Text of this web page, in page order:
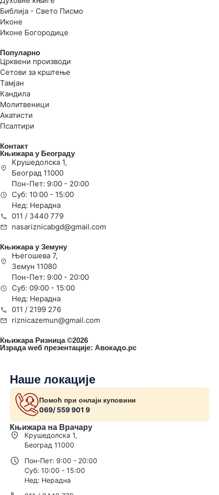
Библија - Свето Писмо
Иконе
Иконе Богородице
Популарно
Црквени производи
Сетови за крштење
Тамјан
Кандила
Молитвеници
Акатисти
Псалтири
Контакт
Књижара у Београду
Крушедолска 1,
Београд 11000
Пон-Пет: 9:00 - 20:00
Суб: 10:00 - 15:00
Нед: Нерадна
011 / 3440 779
nasariznicabgd@gmail.com
Књижара у Земуну
Његошева 7,
Земун 11080
Пон-Пет: 9:00 - 20:00
Суб: 09:00 - 15:00
Нед: Нерадна
011 / 2199 276
riznicazemun@gmail.com
Књижара Ризница ©️2026
Израда wеб презентације: Авокадо.рс
Наше локације
Помоћ при онлајн куповини
069/ 559 901 9
Књижара на Врачару
Крушедолска 1,
Београд 11000
Пон-Пет: 9:00 - 20:00
Суб: 10:00 - 15:00
Нед: Нерадна